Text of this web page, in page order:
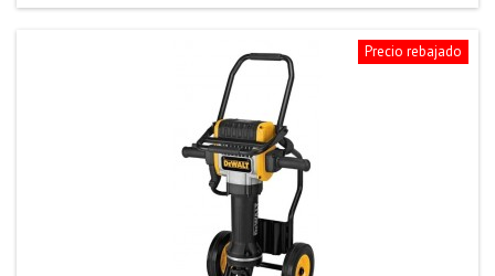
Precio rebajado